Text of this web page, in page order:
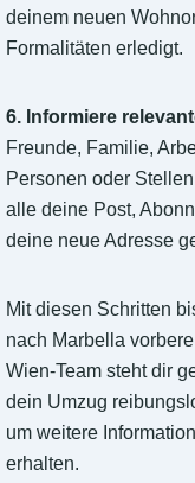
deinem neuen
Formalitäten erledigt.
6. Informiere
Freunde, Familie,
Personen oder
alle deine Post,
deine neue Adresse
Mit diesen Schritten
nach Marbella
Wien-Team steht dir
dein Umzug
um weitere
erhalten.